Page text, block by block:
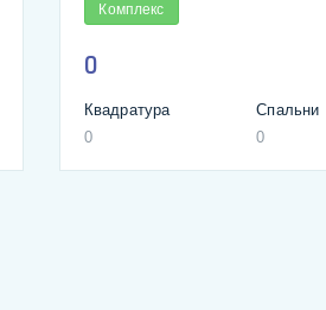
Комплекс
0
Квадратура
0
Спальни
0